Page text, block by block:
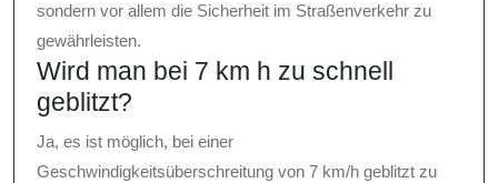
sondern vor allem die Sicherheit im Straßenverkehr zu
gewährleisten.
Wird man bei 7 km h zu schnell
geblitzt?
Ja, es ist möglich, bei einer
Geschwindigkeitsüberschreitung von 7 km/h geblitzt zu